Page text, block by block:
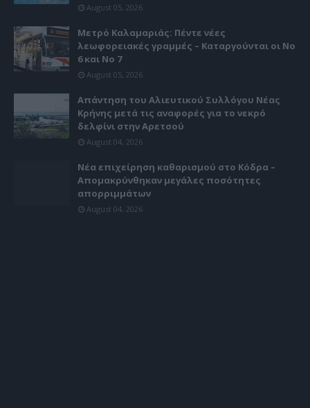
August 05, 2026
Μετρό Καλαμαριάς: Πέντε νέες
λεωφορειακές γραμμές – Καταργούνται οι Νο
6 και Νο 7
August 05, 2026
Απάντηση του Αλιευτικού Συλλόγου Νέας
Κρήνης μετά τις αναφορές για το νεκρό
δελφίνι στην Αρετσού
August 04, 2026
Νέα επιχείρηση καθαρισμού στο Κόδρα –
Απομακρύνθηκαν μεγάλες ποσότητες
απορριμμάτων
August 04, 2026